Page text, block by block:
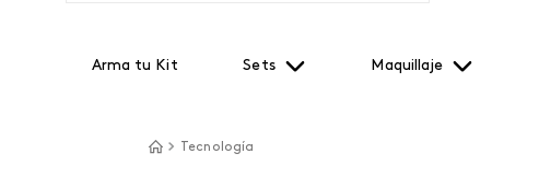
Arma tu Kit Sets Maquillaje
Tecnología